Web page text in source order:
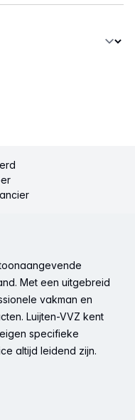
Met een uitgebreid
vakman en
Luijten-VVZ kent
specifieke
altijd leidend zijn.